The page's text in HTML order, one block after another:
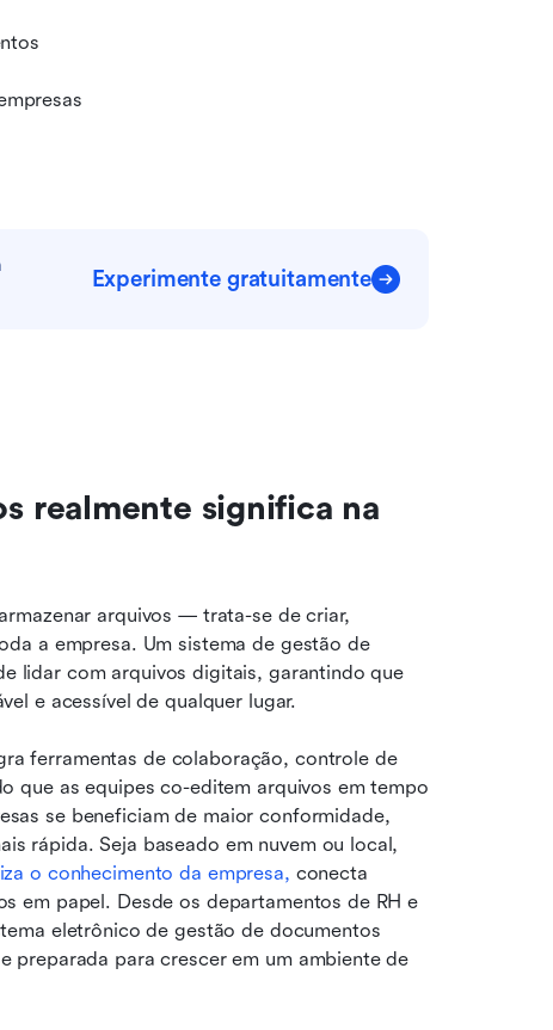
Experimente gratuitamente
realmente significa na
arquivos — trata-se de criar,
a empresa. Um sistema de gestão de
lidar com arquivos digitais, garantindo que
e acessível de qualquer lugar.
ferramentas de colaboração, controle de
que as equipes co-editem arquivos em tempo
se beneficiam de maior conformidade,
rápida. Seja baseado em nuvem ou local,
o conhecimento da empresa, conecta
em papel. Desde os departamentos de RH e
eletrônico de gestão de documentos
preparada para crescer em um ambiente de